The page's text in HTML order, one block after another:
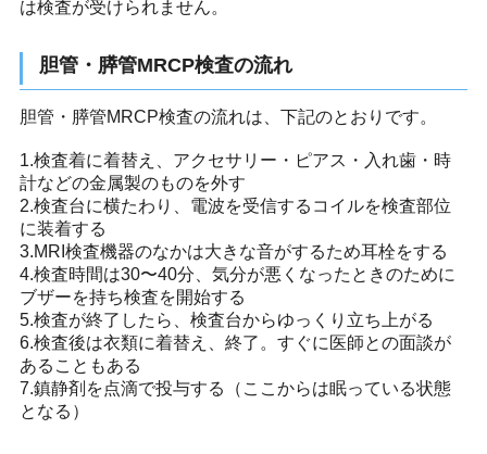
は検査が受けられません。
胆管・膵管MRCP検査の流れ
胆管・膵管MRCP検査の流れは、下記のとおりです。
1.検査着に着替え、アクセサリー・ピアス・入れ歯・時
計などの金属製のものを外す
2.検査台に横たわり、電波を受信するコイルを検査部位
に装着する
3.MRI検査機器のなかは大きな音がするため耳栓をする
4.検査時間は30〜40分、気分が悪くなったときのために
ブザーを持ち検査を開始する
5.検査が終了したら、検査台からゆっくり立ち上がる
6.検査後は衣類に着替え、終了。すぐに医師との面談が
あることもある
7.鎮静剤を点滴で投与する（ここからは眠っている状態
となる）